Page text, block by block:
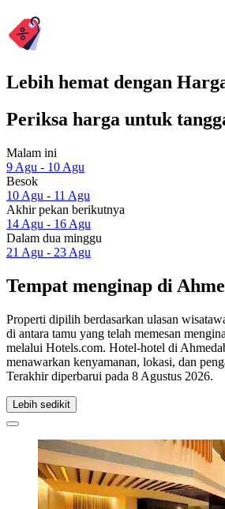
Lebih hemat dengan
Periksa harga untuk
Malam ini
9 Agu - 10 Agu
Besok
10 Agu - 11 Agu
Akhir pekan berikutnya
14 Agu - 16 Agu
Dalam dua minggu
21 Agu - 23 Agu
Tempat menginap di
Properti dipilih berdasarkan ulasan
di antara tamu yang telah memesan
melalui Hotels.com. Hotel-hotel di
menawarkan kenyamanan, lokasi, dan
Terakhir diperbarui pada 8 Agustus 2026.
Lebih sedikit